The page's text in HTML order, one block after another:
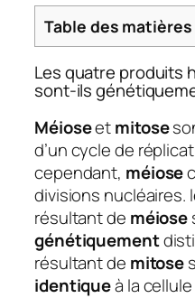
Table des matières
Les quatre produits
sont-ils
Méioseetmitose
d’un cycle de
cependant, méiose
divisions nucléaires.
résultant de méiose
génétiquement
résultant de mitose
identiqueà la